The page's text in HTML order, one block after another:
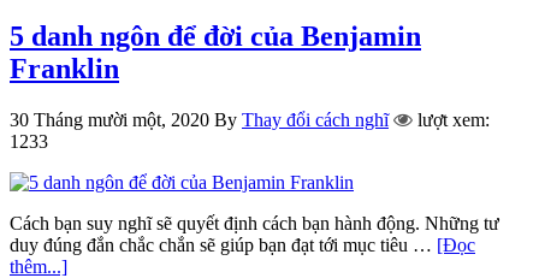
5 danh ngôn để đời của Benjamin
Franklin
30 Tháng mười một, 2020 By Thay đổi cách nghĩ
lượt xem:
1233
Cách bạn suy nghĩ sẽ quyết định cách bạn hành động. Những tư
duy đúng đắn chắc chắn sẽ giúp bạn đạt tới mục tiêu … [Đọc
thêm...]